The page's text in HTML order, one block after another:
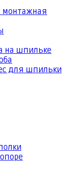
монтажная
на шпильке
для шпильки